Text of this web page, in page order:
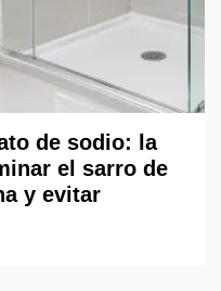
de sodio: la
el sarro de
y evitar